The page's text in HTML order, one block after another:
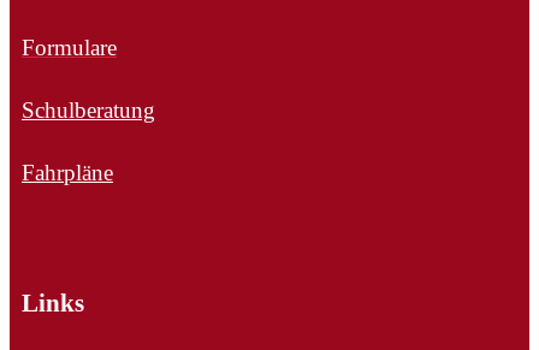
Formulare
Schulberatung
Fahrpläne
Links